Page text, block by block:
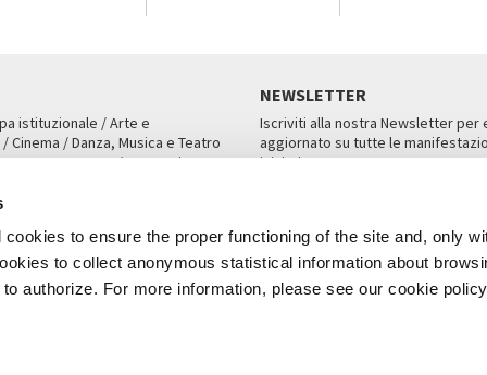
to ensure the proper functioning of the site and, only
to collect anonymous statistical information about
authorize. For more information, please see our cookie
istituzionale / Arte e
Cinema / Danza, Musica e Teatro
San Marco 1364/A, Venezia
NEWSLETTER
Iscriviti alla nostra Newsletter per
aggiornato su tutte le
iniziative.